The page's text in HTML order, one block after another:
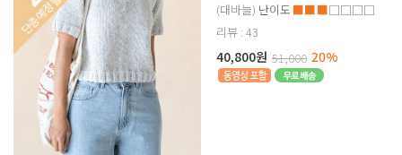
(대바늘) 난이도 ■■■□□□□
리뷰 : 43
40,800원 51,000 20%